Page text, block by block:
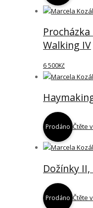
Walking IV
6 500Kč
Prodáno Čtěte
Dožínky
Prodáno Čtěte